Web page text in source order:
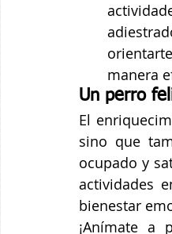
manera
Un perro
El
sino que
ocupado y
actividades
bienestar
¡Anímate a